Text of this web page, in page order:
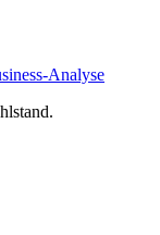
Analyse